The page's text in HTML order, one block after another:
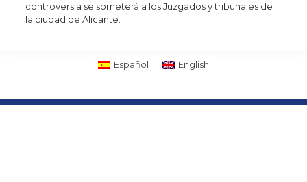
controversia se someterá a los Juzgados y tribunales de
la ciudad de Alicante.
Español English